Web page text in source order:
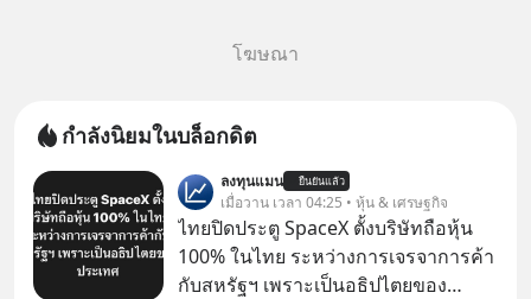
โฆษณา
กำลังนิยมในบล็อกดิต
ลงทุนแมน ยืนยันแล้ว
เมื่อวาน เวลา 04:25 • หุ้น & เศรษฐกิจ
ไทยปิดประตู SpaceX ตั้งบริษัทถือหุ้น
100% ในไทย ระหว่างการเจรจาการค้า
กับสหรัฐฯ เพราะเป็นอธิปไตยของ